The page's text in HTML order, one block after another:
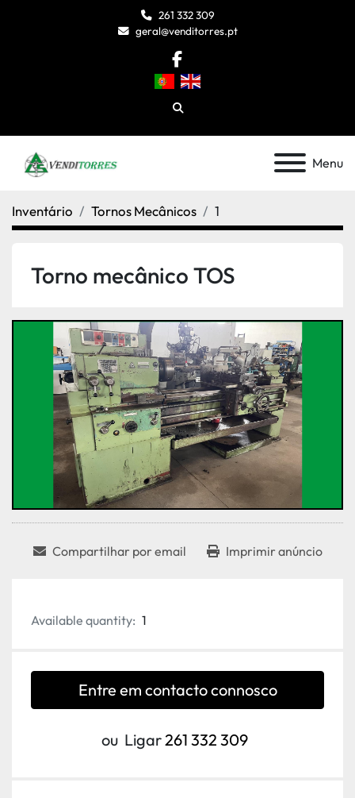
261 332 309
geral@venditorres.pt
facebook
Pesquisar
Menu
Inventário Tornos Mecânicos 1
Torno mecânico TOS
Compartilhar por email Imprimir anúncio
Available quantity: 1
Entre em contacto connosco
ou Ligar261 332 309